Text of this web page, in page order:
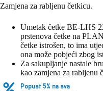
Zamjena za rabljenu četkicu.
Umetak četke BE-LHS
prstenova četke na
četke istrošen, to ima
ona može pobjeći zbog
Za sakupljanje nastale
kao zamjena za rabljenu
Popust 5% na sva